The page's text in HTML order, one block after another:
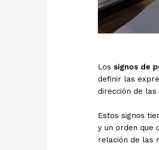
Los signos de
definir las
dirección de
Estos signos
y un orden que
relación de las